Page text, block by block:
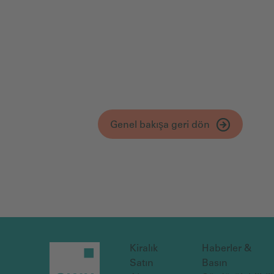
Genel bakışa geri dön
Kiralık
Satın
Haberler &
Basın